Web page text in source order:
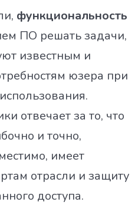
функциональность
ПО решать задачи,
известным и
юзера при
отвечает за то, что
и точно,
имеет
отрасли и защиту
доступа.